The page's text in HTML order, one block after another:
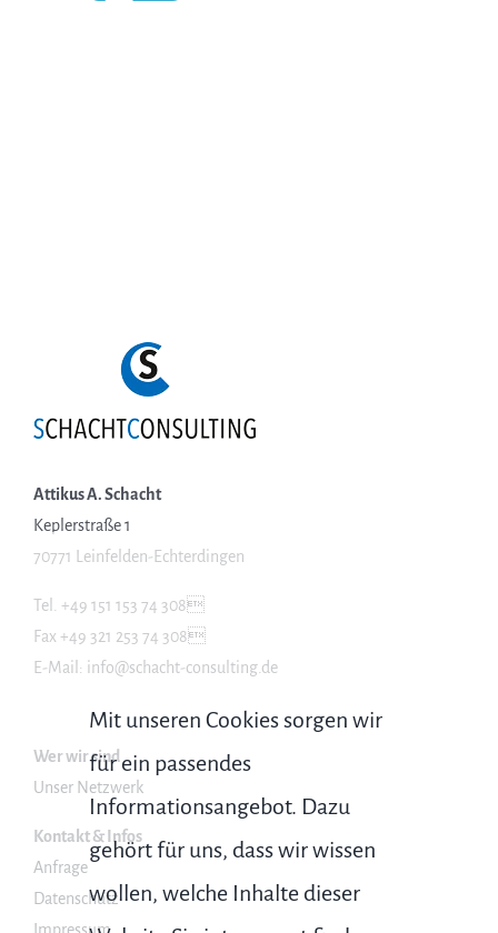
Attikus A. Schacht
Keplerstraße 1
70771 Leinfelden-Echterdingen
Tel. +49 151 153 74 308
Fax +49 321 253 74 308
E-Mail: info@schacht-consulting.de
Wer wir sind
Unser Netzwerk
Kontakt & Infos
Anfrage
Datenschutz
Mit unseren Cookies sorgen wir
für ein passendes
Informationsangebot. Dazu
gehört für uns, dass wir wissen
wollen, welche Inhalte dieser